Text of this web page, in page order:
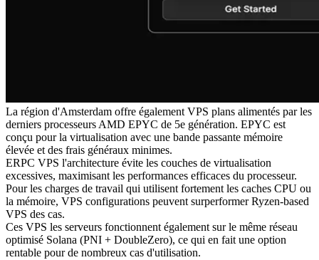
La région d'Amsterdam offre également VPS plans alimentés par les
derniers processeurs AMD EPYC de 5e génération. EPYC est
conçu pour la virtualisation avec une bande passante mémoire
élevée et des frais généraux minimes.
ERPC VPS l'architecture évite les couches de virtualisation
excessives, maximisant les performances efficaces du processeur.
Pour les charges de travail qui utilisent fortement les caches CPU ou
la mémoire, VPS configurations peuvent surperformer Ryzen-based
VPS des cas.
Ces VPS les serveurs fonctionnent également sur le même réseau
optimisé Solana (PNI + DoubleZero), ce qui en fait une option
rentable pour de nombreux cas d'utilisation.